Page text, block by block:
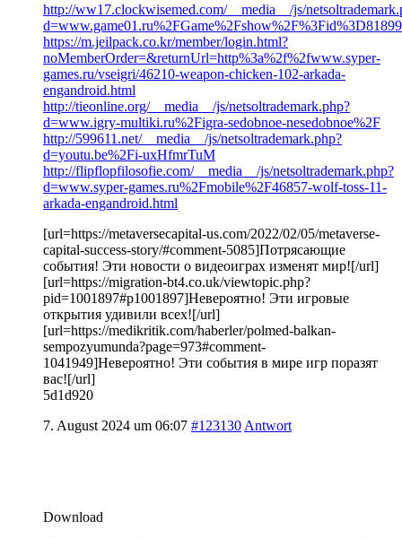
http://ww17.clockwisemed.com/__media__/js/
d=www.game01.ru%2FGame%2Fshow%2F%3Fid%3D81899
https://m.jeilpack.co.kr/member/login.html?
noMemberOrder=&returnUrl=http%3a%2f%2fwww.syper-
games.ru/vseigri/46210-weapon-chicken-102-arkada-
engandroid.html
http://tieonline.org/__media__/js/netsoltrademark.php?
d=www.igry-multiki.ru%2Figra-sedobnoe-nesedobnoe%2F
http://599611.net/__media__/js/netsoltrademark.php?
d=youtu.be%2Fi-uxHfmrTuM
http://flipflopfilosofie.com/__media__/js/netsoltrademark.php?
d=www.syper-games.ru%2Fmobile%2F46857-wolf-toss-11-
arkada-engandroid.html
[url=https://metaversecapital-us.com/2022/02/05/metaverse-
capital-success-story/#comment-5085]Потрясающие
события! Эти новости о видеоиграх изменят мир![/url]
[url=https://migration-bt4.co.uk/viewtopic.php?
pid=1001897#p1001897]Невероятно! Эти игровые
открытия удивили всех![/url]
[url=https://medikritik.com/haberler/polmed-balkan-
sempozyumunda?page=973#comment-
1041949]Невероятно! Эти события в мире игр поразят
вас![/url]
5d1d920
7. August 2024 um 06:07 #123130 Antwort
Download